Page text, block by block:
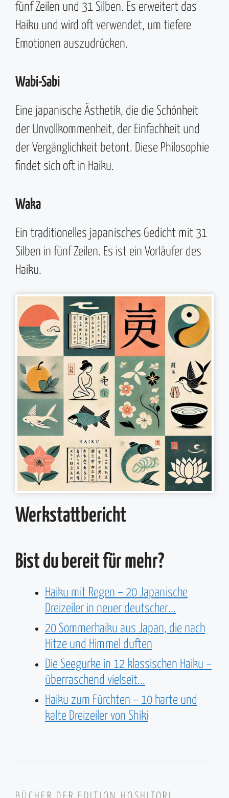
fünf Zeilen und 31 Silben. Es erweitert das
Haiku und wird oft verwendet, um tiefere
Emotionen auszudrücken.
Wabi-Sabi
Eine japanische Ästhetik, die die Schönheit
der Unvollkommenheit, der Einfachheit und
der Vergänglichkeit betont. Diese Philosophie
findet sich oft in Haiku.
Waka
Ein traditionelles japanisches Gedicht mit 31
Silben in fünf Zeilen. Es ist ein Vorläufer des
Haiku.
Werkstattbericht
Bist du bereit für mehr?
Haiku mit Regen – 20 Japanische
Dreizeiler in neuer deutscher...
20 Sommerhaiku aus Japan, die nach
Hitze und Himmel duften
Die Seegurke in 12 klassischen Haiku –
überraschend vielseit...
Haiku zum Fürchten – 10 harte und
kalte Dreizeiler von Shiki